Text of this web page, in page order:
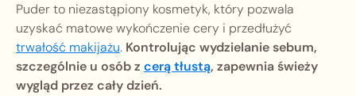
Puder to niezastąpiony kosmetyk, który pozwala
uzyskać matowe wykończenie cery i przedłużyć
trwałość makijażu. Kontrolując wydzielanie sebum,
szczególnie u osób z cerą tłustą, zapewnia świeży
wygląd przez cały dzień.